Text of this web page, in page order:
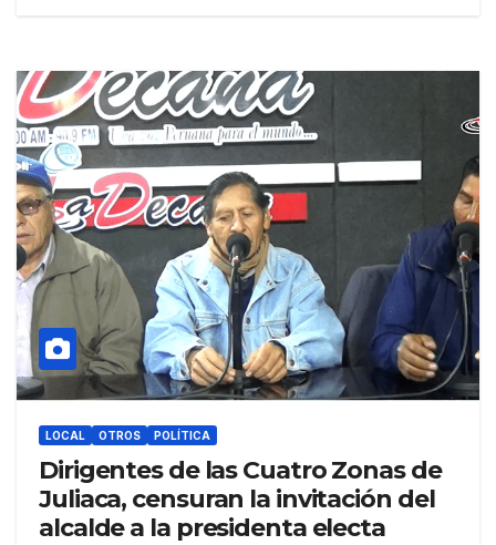
LOCAL OTROS POLÍTICA
Dirigentes de las Cuatro Zonas de
Juliaca, censuran la invitación del
alcalde a la presidenta electa